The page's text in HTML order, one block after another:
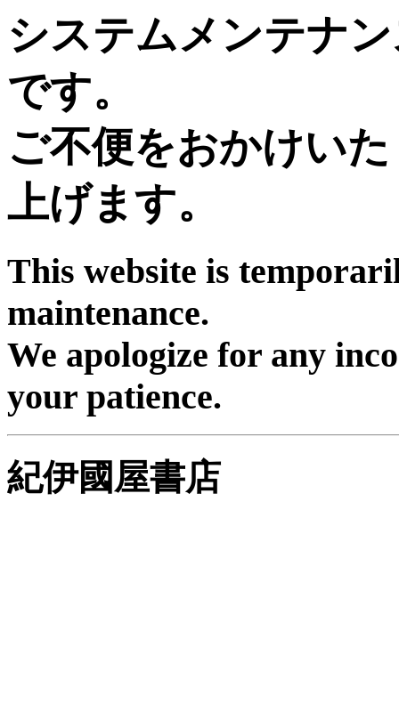
システムメンテナ
です。
ご不便をおかけい
上げます。
This website is
maintenance.
We apologize for any
your patience.
紀伊國屋書店